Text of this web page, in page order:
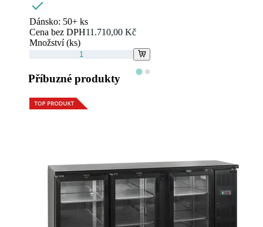
Dánsko: 50+ ks
Cena bez DPH11.710,00 Kč
Množství (ks)
Příbuzné produkty